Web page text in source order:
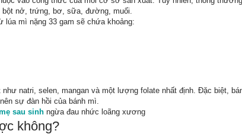
bột nở, trứng, bơ, sữa, đường, muối.
lúa mì nặng 33 gam sẽ chứa khoảng:
như natri, selen, mangan và một lượng folate nhất định. Đặc biệt,
sự đàn hồi của bánh mì.
sau sinh ngừa đau nhức loãng xương
không?